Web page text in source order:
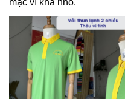
mặc vì khá nhỏ.